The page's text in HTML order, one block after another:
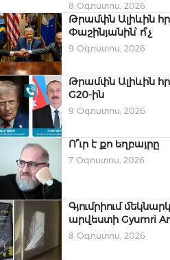
8 Օգոստոս, 2026
Թրամփն Ալիևին
Փաշինյանին՝ ո՞չ
9 Օգոստոս, 2026
Թրամփն Ալիևին
G20-ին
9 Օգոստոս, 2026
Ո՞ւր է քո եղբայրը
7 Օգոստոս, 2026
Գյումրիում
արվեստի Gyumri
8 Օգոստոս, 2026